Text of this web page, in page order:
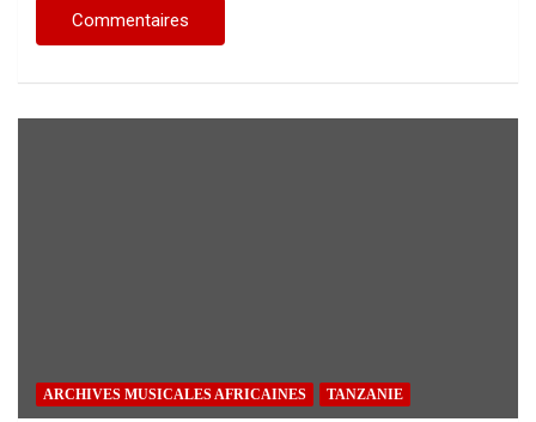
ARCHIVES MUSICALES AFRICAINES TANZANIE